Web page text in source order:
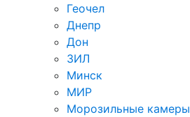
Геочел
Днепр
Дон
ЗИЛ
Минск
МИР
Морозильные камеры